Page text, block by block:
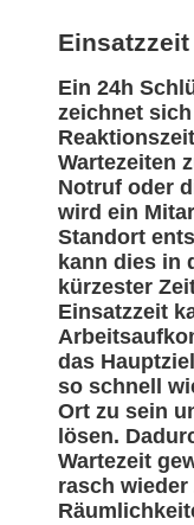
Ein 24h
zeichnet
Wartezeiten
Notruf oder
wird ein
Standort
kann dies in
kürzester
Einsatzzeit
das
so schnell
Ort zu sein
lösen.
Wartezeit
rasch wieder